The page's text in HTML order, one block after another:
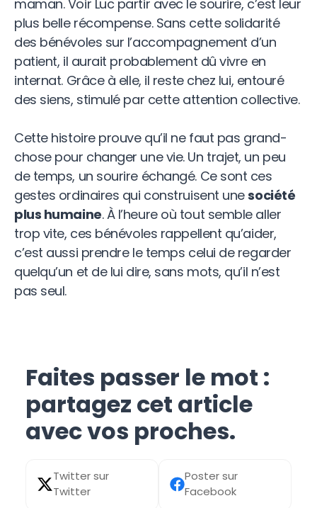
maman. Voir Luc partir avec le sourire, c’est leur
plus belle récompense. Sans cette solidarité
des bénévoles sur l’accompagnement d’un
patient, il aurait probablement dû vivre en
internat. Grâce à elle, il reste chez lui, entouré
des siens, stimulé par cette attention collective.
Cette histoire prouve qu’il ne faut pas grand-
chose pour changer une vie. Un trajet, un peu
de temps, un sourire échangé. Ce sont ces
gestes ordinaires qui construisent unesociété
plus humaine. À l’heure où tout semble aller
trop vite, ces bénévoles rappellent qu’aider,
c’est aussi prendre le temps celui de regarder
quelqu’un et de lui dire, sans mots, qu’il n’est
pas seul.
Faites passer le mot :
partagez cet article
avec vos proches.
Share
Share